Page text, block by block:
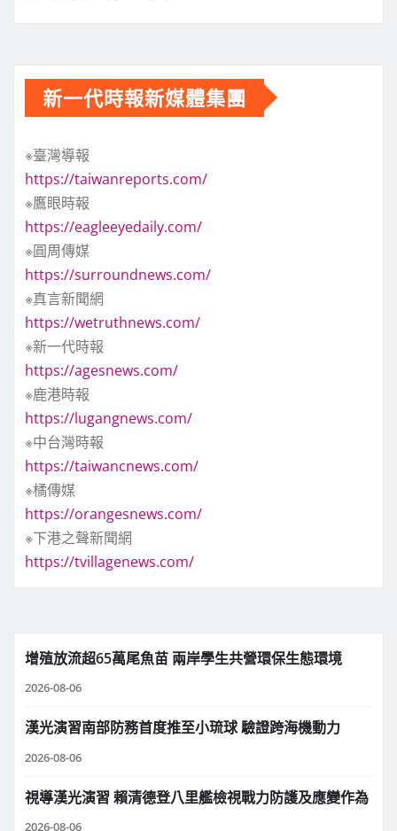
新一代時報新媒體集團
※臺灣導報
https://taiwanreports.com/
※鷹眼時報
https://eagleeyedaily.com/
※圓周傳媒
https://surroundnews.com/
※真言新聞網
https://wetruthnews.com/
※新一代時報
https://agesnews.com/
※鹿港時報
https://lugangnews.com/
※中台灣時報
https://taiwancnews.com/
※橘傳媒
https://orangesnews.com/
※下港之聲新聞網
https://tvillagenews.com/
增殖放流超65萬尾魚苗 兩岸學生共營環保生態環境
2026-08-06
漢光演習南部防務首度推至小琉球 驗證跨海機動力
2026-08-06
視導漢光演習 賴清德登八里艦檢視戰力防護及應變作為
2026-08-06